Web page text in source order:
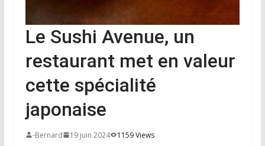
Le Sushi Avenue, un
restaurant met en valeur
cette spécialité
japonaise
-Bernard 19 juin 2024 1159 Views